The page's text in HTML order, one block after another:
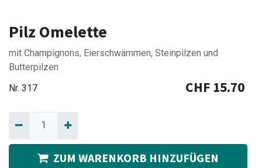
Pilz Omelette
mit Champignons, Eierschwämmen, Steinpilzen und
Butterpilzen
Nr. 317 CHF 15.70
ZUM WARENKORB HINZUFÜGEN